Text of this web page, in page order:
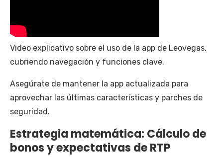
Video explicativo sobre el uso de la app de Leovegas,
cubriendo navegación y funciones clave.
Asegúrate de mantener la app actualizada para
aprovechar las últimas características y parches de
seguridad.
Estrategia matemática: Cálculo de
bonos y expectativas de RTP